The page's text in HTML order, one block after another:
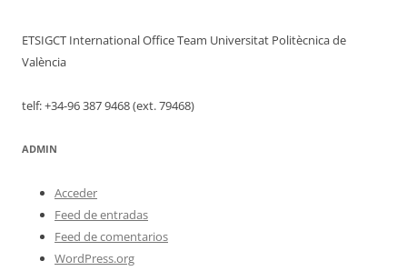
ETSIGCT International Office Team Universitat Politècnica de
València
telf: +34-96 387 9468 (ext. 79468)
ADMIN
Acceder
Feed de entradas
Feed de comentarios
WordPress.org